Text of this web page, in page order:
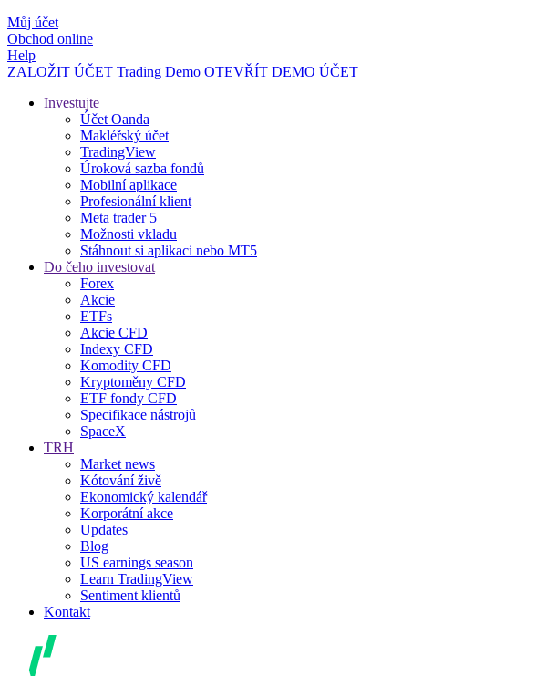
Můj účet
Obchod online
Help
ZALOŽIT ÚČET Trading Demo OTEVŘÍT DEMO ÚČET
Investujte
Účet Oanda
Makléřský účet
TradingView
Úroková sazba fondů
Mobilní aplikace
Profesionální klient
Meta trader 5
Možnosti vkladu
Stáhnout si aplikaci nebo MT5
Do čeho investovat
Forex
Akcie
ETFs
Akcie CFD
Indexy CFD
Komodity CFD
Kryptoměny CFD
ETF fondy CFD
Specifikace nástrojů
SpaceX
TRH
Market news
Kótování živě
Ekonomický kalendář
Korporátní akce
Updates
Blog
US earnings season
Learn TradingView
Sentiment klientů
Kontakt